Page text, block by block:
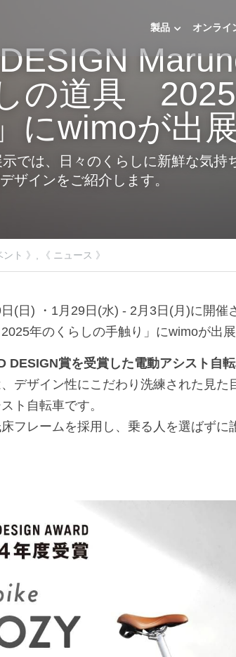
製品 オンライ
の道具　
にwimoが出
では、日々のくらしに新鮮な気持
ザインをご紹介します。
ント 》, 《 ニュース 》
(日) ・1月29日(水) - 2月3日(月)に開催
年のくらしの手触り」にwimoが出展
DESIGN賞を受賞した電動アシスト自
デザイン性にこだわり洗練された見
ト自転車です。
フレームを採用し、乗る人を選ばず